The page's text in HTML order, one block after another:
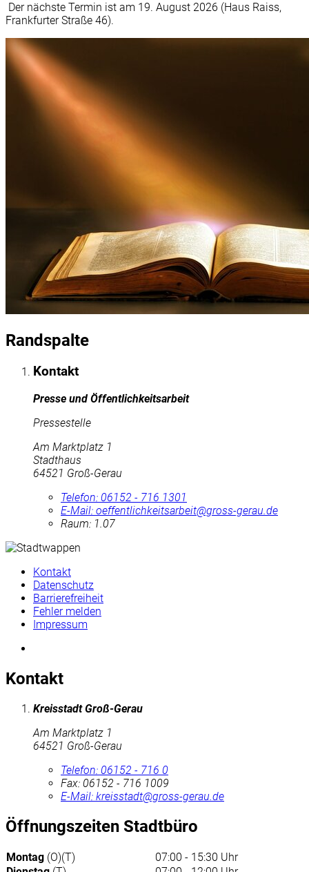
Der nächste Termin ist am 19. August 2026 (Haus Raiss,
Frankfurter Straße 46).
Randspalte
Kontakt
Presse und Öffentlichkeitsarbeit
Pressestelle
Am Marktplatz 1
Stadthaus
64521 Groß-Gerau
Telefon: 06152 - 716 1301
E-Mail: oeffentlichkeitsarbeit@gross-gerau.de
Raum: 1.07
Kontakt
Datenschutz
Barrierefreiheit
Fehler melden
Impressum
Kontakt
Kreisstadt Groß-Gerau
Am Marktplatz 1
64521 Groß-Gerau
Telefon: 06152 - 716 0
Fax: 06152 - 716 1009
E-Mail: kreisstadt@gross-gerau.de
Öffnungszeiten Stadtbüro
Montag (O)(T)
07:00 - 15:30 Uhr